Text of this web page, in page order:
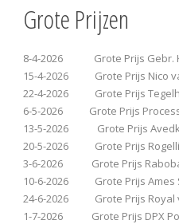
Grote Prijzen
8-4-2026 Grote Prijs Gebr.
15-4-2026 Grote Prijs Nico
22-4-2026 Grote Prijs
6-5-2026 Grote Prijs
13-5-2026 Grote Prijs
20-5-2026 Grote Prijs Rogelli
3-6-2026 Grote Prijs
10-6-2026 Grote Prijs Ames
24-6-2026 Grote Prijs Royal
1-7-2026 Grote Prijs DPX